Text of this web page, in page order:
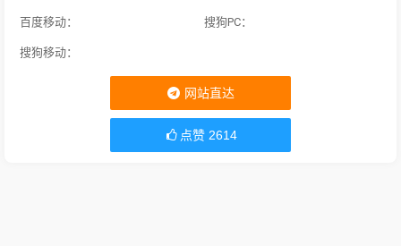
百度移动： 搜狗PC：
搜狗移动：
网站直达
点赞 2614